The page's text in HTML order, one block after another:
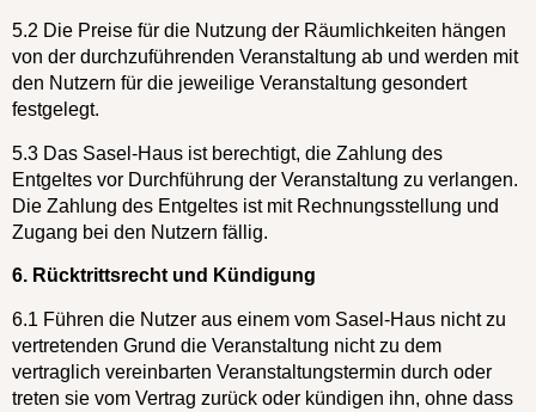
5.2 Die Preise für die Nutzung der Räumlichkeiten hängen
von der durchzuführenden Veranstaltung ab und werden mit
den Nutzern für die jeweilige Veranstaltung gesondert
festgelegt.
5.3 Das Sasel-Haus ist berechtigt, die Zahlung des
Entgeltes vor Durchführung der Veranstaltung zu verlangen.
Die Zahlung des Entgeltes ist mit Rechnungsstellung und
Zugang bei den Nutzern fällig.
6. Rücktrittsrecht und Kündigung
6.1 Führen die Nutzer aus einem vom Sasel-Haus nicht zu
vertretenden Grund die Veranstaltung nicht zu dem
vertraglich vereinbarten Veranstaltungstermin durch oder
treten sie vom Vertrag zurück oder kündigen ihn, ohne dass